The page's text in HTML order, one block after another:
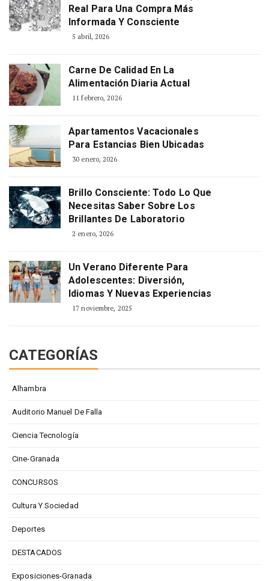
Real Para Una Compra Más
Informada Y Consciente
5 abril, 2026
Carne De Calidad En La
Alimentación Diaria Actual
11 febrero, 2026
Apartamentos Vacacionales
Para Estancias Bien Ubicadas
30 enero, 2026
Brillo Consciente: Todo Lo Que
Necesitas Saber Sobre Los
Brillantes De Laboratorio
2 enero, 2026
Un Verano Diferente Para
Adolescentes: Diversión,
Idiomas Y Nuevas Experiencias
17 noviembre, 2025
CATEGORÍAS
Alhambra
Auditorio Manuel De Falla
Ciencia Tecnología
Cine-Granada
CONCURSOS
Cultura Y Sociedad
Deportes
DESTACADOS
Exposiciones-Granada